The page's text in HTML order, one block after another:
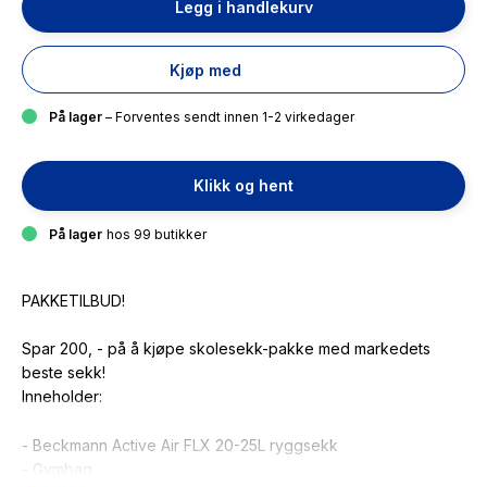
Legg i handlekurv
Kjøp med
På lager – Forventes sendt innen 1-2 virkedager
Klikk og hent
På lager hos 99 butikker
PAKKETILBUD!
Spar 200, - på å kjøpe skolesekk-pakke med markedets
beste sekk!
Inneholder:
- Beckmann Active Air FLX 20-25L ryggsekk
- Gymbag